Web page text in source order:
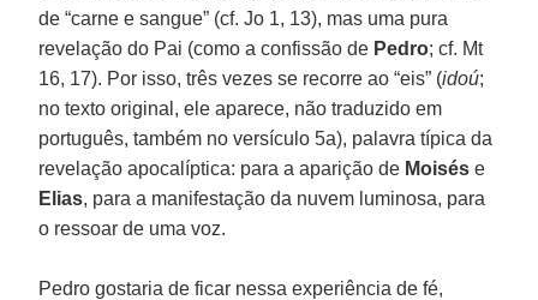
de “carne e sangue” (cf. Jo 1, 13), mas uma pura
revelação do Pai (como a confissão de Pedro; cf. Mt
16, 17). Por isso, três vezes se recorre ao “eis” (idoú;
no texto original, ele aparece, não traduzido em
português, também no versículo 5a), palavra típica da
revelação apocalíptica: para a aparição de Moisés e
Elias, para a manifestação da nuvem luminosa, para
o ressoar de uma voz.
Pedro gostaria de ficar nessa experiência de fé,